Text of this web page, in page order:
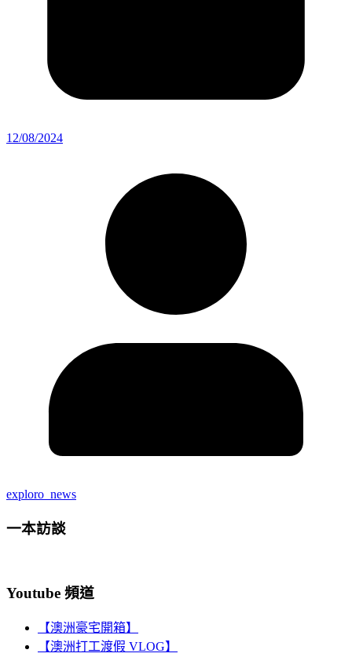
12/08/2024
exploro_news
一本訪談
Youtube 頻道
【澳洲豪宅開箱】
【澳洲打工渡假 VLOG】